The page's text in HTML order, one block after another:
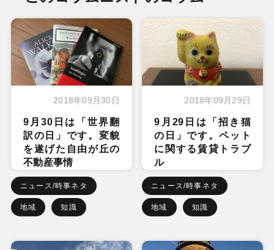
2018年09月30日
9月30日は「世界翻
訳の日」です。変貌
を遂げた自由が丘の
不動産事情
ニュース/時事ネタ
地域 知識
2018年09月29日
9月29日は「招き猫
の日」です。ペット
に関する賃貸トラブ
ル
ニュース/時事ネタ
地域 知識